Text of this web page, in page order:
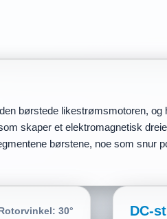
børstede likestrømsmotoren,
skaper et elektromagnetisk
børstene, noe som
210° DC-